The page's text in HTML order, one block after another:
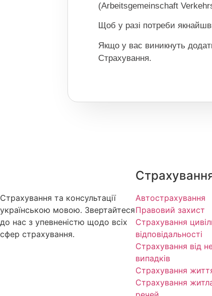
(Arbeitsgemeinschaft
Щоб у разі потреби
Якщо у вас виникнуть
Страхування.
Страхування та консультації
українською мовою. Звертайтеся
до нас з упевненістю щодо всіх
сфер страхування.
Автострахування
Правовий захист
Страхування
відповідальності
Страхування від
випадків
Страхування
Страхування